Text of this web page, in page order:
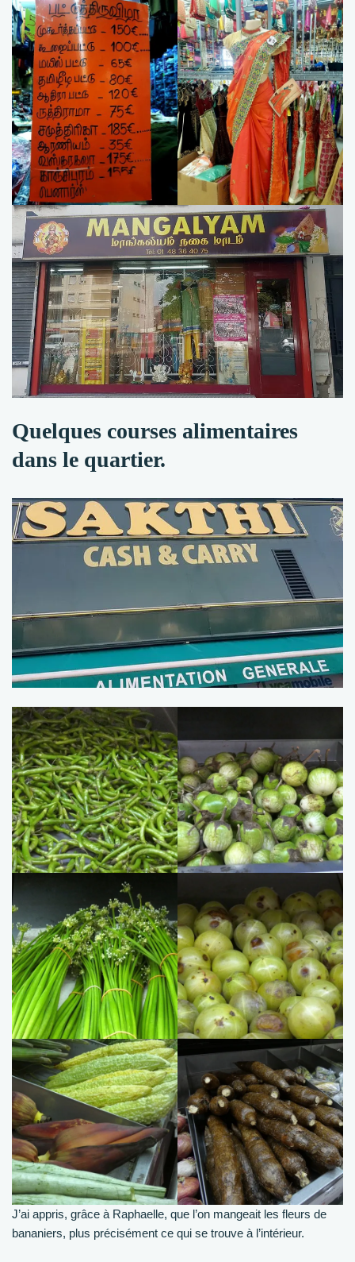
Quelques courses alimentaires
dans le quartier.
J’ai appris, grâce à Raphaelle, que l’on mangeait les fleurs de
bananiers, plus précisément ce qui se trouve à l’intérieur.